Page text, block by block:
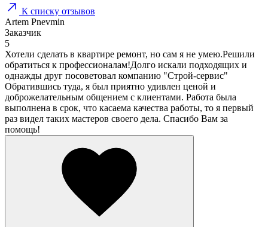
К списку отзывов
Artem Pnevmin
Заказчик
5
Хотели сделать в квартире ремонт, но сам я не умею.Решили
обратиться к профессионалам!Долго искали подходящих и
однажды друг посоветовал компанию "Строй-сервис"
Обратившись туда, я был приятно удивлен ценой и
доброжелательным общением с клиентами. Работа была
выполнена в срок, что касаема качества работы, то я первый
раз видел таких мастеров своего дела. Спасибо Вам за
помощь!